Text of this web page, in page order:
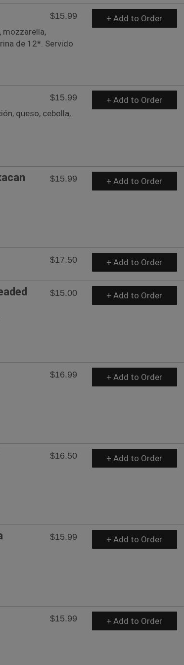
$15.99
mozzarella,
de 12*. Servido
+ Add to Order
$15.99
queso, cebolla,
+ Add to Order
$15.99 + Add to Order
$17.50 + Add to Order
$15.00 + Add to Order
$16.99 + Add to Order
$16.50 + Add to Order
$15.99
+ Add to Order
$15.99 + Add to Order